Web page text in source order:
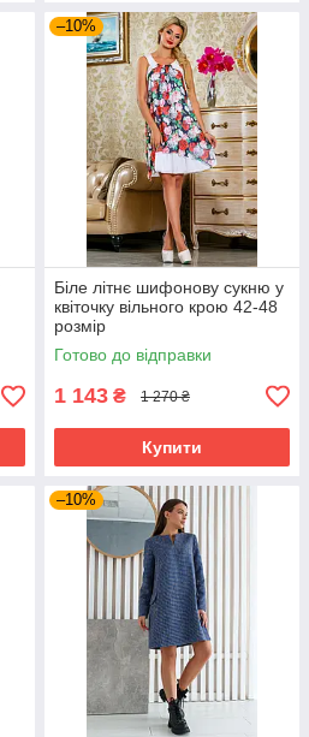
–10%
Біле літнє шифонову сукню у
квіточку вільного крою 42-48
розмір
Готово до відправки
1 143 ₴ 1 270 ₴
Купити
–10%